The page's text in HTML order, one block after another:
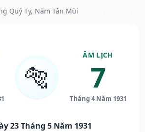
Quý Tỵ, Năm Tân Mùi
🐅
ÂM LỊCH
7
Tháng 4 Năm 1931
23 Tháng 5 Năm 1931